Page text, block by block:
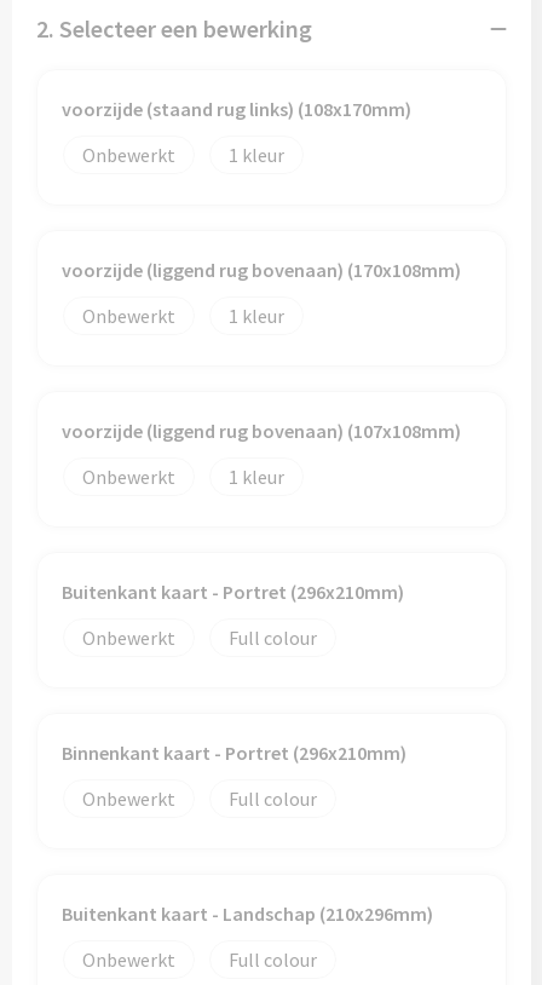
Tablettassen
Ademhalingsbescherming
2. Selecteer een bewerking
voorzijde (staand rug links) (108x170mm)
Onbewerkt
1
voorzijde (liggend rug bovenaan) (170x108mm)
Onbewerkt
1
voorzijde (liggend rug bovenaan) (107x108mm)
Onbewerkt
1
Buitenkant kaart - Portret (296x210mm)
Onbewerkt
Full colour
Binnenkant kaart - Portret (296x210mm)
Onbewerkt
Full colour
Buitenkant kaart - Landschap (210x296mm)
Onbewerkt
Full colour